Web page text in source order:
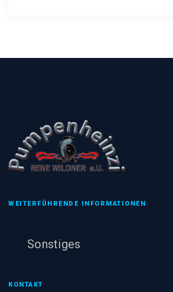
WEITERFÜHRENDE INFORMATIONEN
Sonstiges
KONTAKT